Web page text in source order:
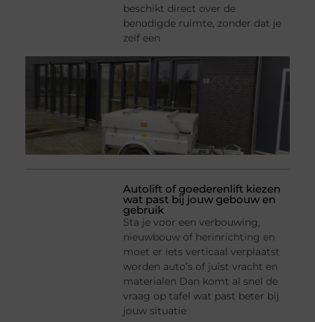
beschikt direct over de
benodigde ruimte, zonder dat je
zelf een
Autolift of goederenlift kiezen
wat past bij jouw gebouw en
gebruik
Sta je voor een verbouwing,
nieuwbouw of herinrichting en
moet er iets verticaal verplaatst
worden auto’s of juist vracht en
materialen Dan komt al snel de
vraag op tafel wat past beter bij
jouw situatie